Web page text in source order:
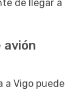
de llegar a
avión
a Vigo puede